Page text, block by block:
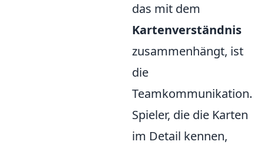
das mit dem
Kartenverständnis
zusammenhängt, ist
die
Teamkommunikation.
Spieler, die die Karten
im Detail kennen,